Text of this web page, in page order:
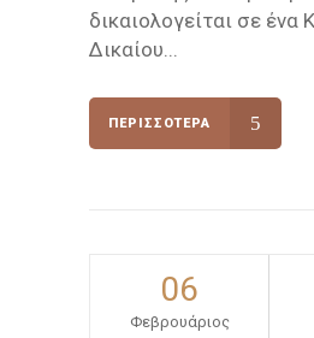
δικαιολογείται σε ένα
Δικαίου...
ΠΕΡΙΣΣΌΤΕΡΑ
06
Φεβρουάριος